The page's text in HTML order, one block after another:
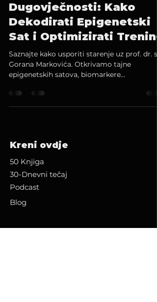
Dugovječnosti: Kako
Dekodirati Epigenetski
Sat i Optimizirati Trening
Saznajte kako usporiti starenje uz prof. dr.
Gorana Markovića. Otkrivamo tajne
epigenetskih satova, biomarkere
Kreni ovdje
50 Knjiga
30-Dnevni tečaj
Podcast
Blog